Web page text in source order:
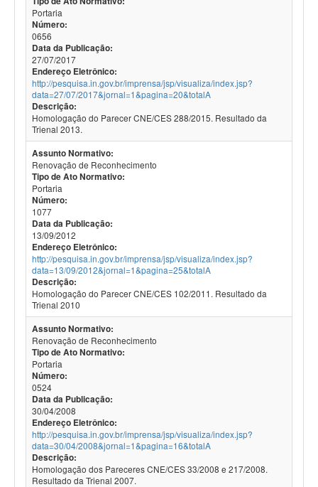
Portaria
Número:
0656
Data da Publicação:
27/07/2017
Endereço Eletrônico:
http://pesquisa.in.gov.br/imprensa/jsp/visualiza/index.jsp?
data=27/07/2017&jornal=1&pagina=20&totalA
Descrição:
Homologação do Parecer CNE/CES 288/2015. Resultado da
Trienal 2013.
Assunto Normativo:
Renovação de Reconhecimento
Tipo de Ato Normativo:
Portaria
Número:
1077
Data da Publicação:
13/09/2012
Endereço Eletrônico:
http://pesquisa.in.gov.br/imprensa/jsp/visualiza/index.jsp?
data=13/09/2012&jornal=1&pagina=25&totalA
Descrição:
Homologação do Parecer CNE/CES 102/2011. Resultado da
Trienal 2010
Assunto Normativo:
Renovação de Reconhecimento
Tipo de Ato Normativo:
Portaria
Número:
0524
Data da Publicação:
30/04/2008
Endereço Eletrônico:
http://pesquisa.in.gov.br/imprensa/jsp/visualiza/index.jsp?
data=30/04/2008&jornal=1&pagina=16&totalA
Descrição:
Homologação dos Pareceres CNE/CES 33/2008 e 217/2008.
Resultado da Trienal 2007.